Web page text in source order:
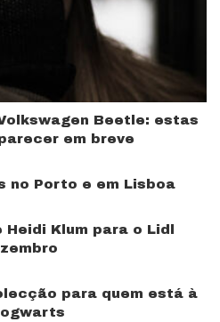
Beetle: estas
em breve
no Porto e em Lisboa
Klum para o Lidl
para quem está à